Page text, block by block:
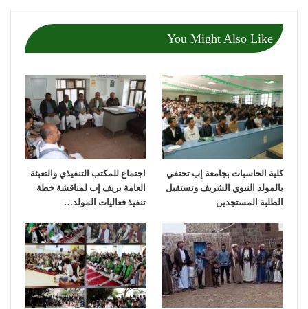
You Might Also Like
كلية الحاسبات بجامعة إب تحتفي
بالمولد النبوي الشريف وتستقبل
الطلبة المستجدين
اجتماع للمكتب التنفيذي والتعبئة
العامة بريف إب لمناقشة خطة
تنفيذ فعاليات المولد…